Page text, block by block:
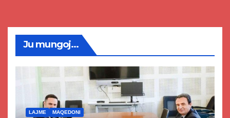
Ju mungoj...
LAJME MAQEDONI